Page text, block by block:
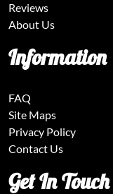
Reviews
About Us
Information
FAQ
Site Maps
Privacy Policy
Contact Us
Get In Touch